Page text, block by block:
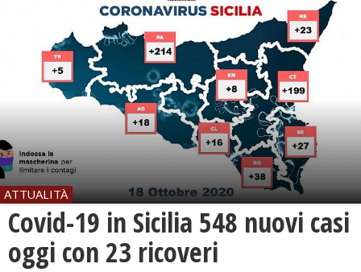
ATTUALITÀ
Covid-19 in Sicilia 548 nuovi casi
oggi con 23 ricoveri